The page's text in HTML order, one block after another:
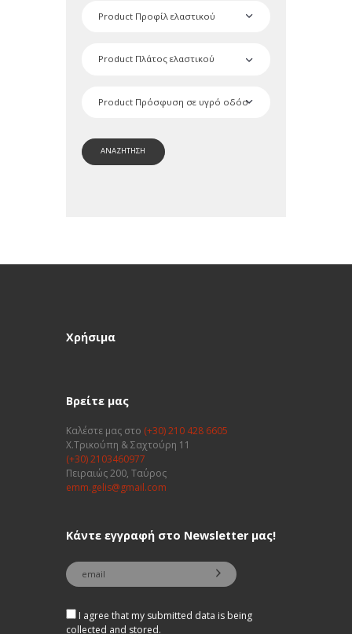
ΑΝΑΖΗΤΗΣΗ
Χρήσιμα
Βρείτε μας
Καλέστε μας στο (+30) 210 428 6605
Χ.Τρικούπη & Σαχτούρη 11
(+30) 2103460977
Πειραιώς 200, Ταύρος
emm.gelis@gmail.com
Κάντε εγγραφή στο Newsletter μας!
I agree that my submitted data is being
collected and stored.